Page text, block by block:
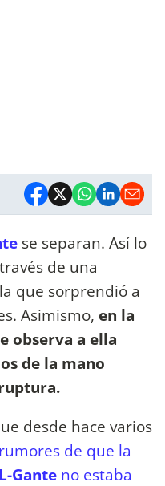
se separan. Así lo
de una
que sorprendió a
Asimismo, en la
observa a ella
de la mano
desde hace varios
rumores de que la
L-Gante no estaba